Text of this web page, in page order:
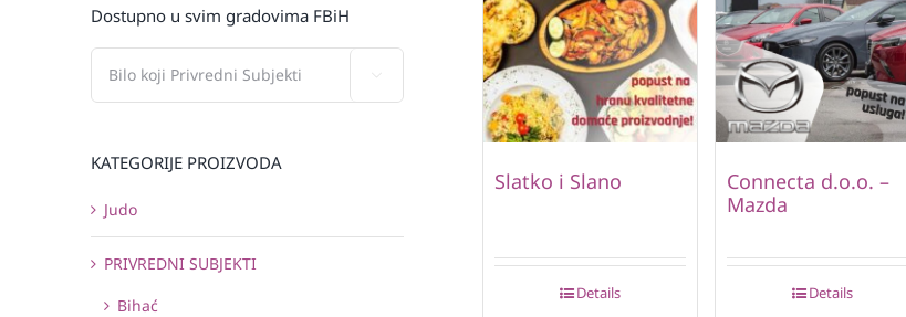
Slatko i Slano
Details
Connecta d.o.o. –
Mazda
Details
Dostupno u svim gradovima FBiH
KATEGORIJE PROIZVODA
Judo
PRIVREDNI SUBJEKTI
Bihać